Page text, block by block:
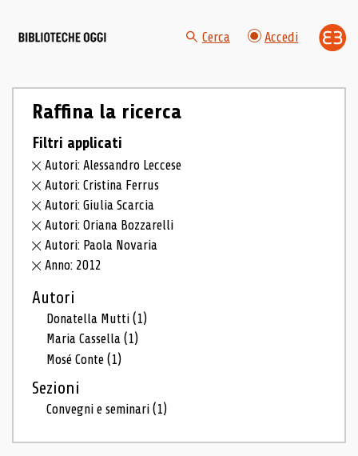
Cerca Accedi
Raffina la ricerca
Filtri applicati
Autori: Alessandro Leccese
Autori: Cristina Ferrus
Autori: Giulia Scarcia
Autori: Oriana Bozzarelli
Autori: Paola Novaria
Anno: 2012
Autori
Donatella Mutti(1)
Maria Cassella(1)
Mosé Conte(1)
Sezioni
Convegni e seminari(1)